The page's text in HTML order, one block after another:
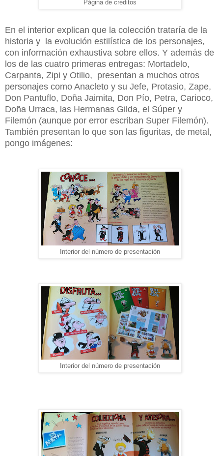
Página de créditos
En el interior explican que la colección trataría de la
historia y la evolución estilística de los personajes,
con información exhaustiva sobre ellos. Y además de
los de las cuatro primeras entregas: Mortadelo,
Carpanta, Zipi y Otilio, presentan a muchos otros
personajes como Anacleto y su Jefe, Protasio, Zape,
Don Pantuflo, Doña Jaimita, Don Pío, Petra, Carioco,
Doña Urraca, las Hermanas Gilda, el Súper y
Filemón (aunque por error escriban Super Filemón).
También presentan lo que son las figuritas, de metal,
pongo imágenes:
Interior del número de presentación
Interior del número de presentación